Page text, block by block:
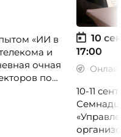
«ИИ в
и
очная
по
10
17:00
10-11